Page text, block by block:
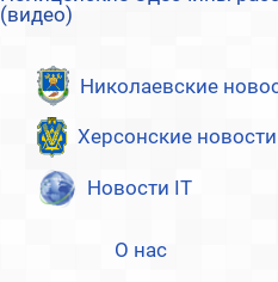
(видео)
Николаевские
Херсонские новости
Новости IT
О нас